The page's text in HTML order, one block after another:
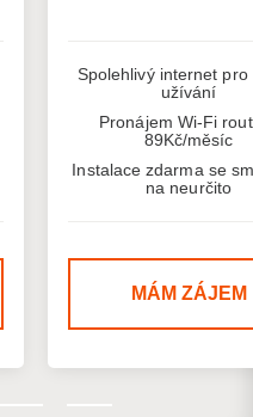
Spolehlivý internet pro
užívání
Pronájem Wi-Fi
89Kč/měsíc
Instalace zdarma se
na neurčito
MÁM ZÁJEM